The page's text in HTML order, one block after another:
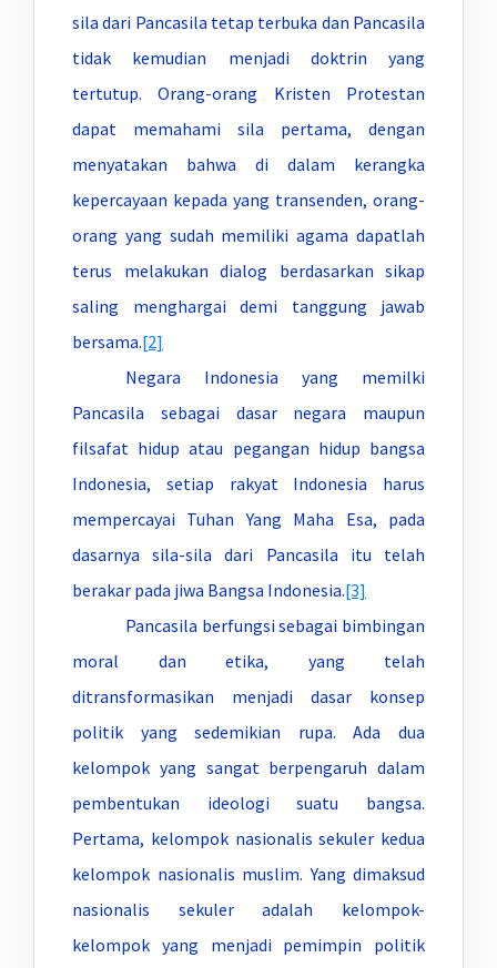
sila dari Pancasila tetap terbuka dan Pancasila
tidak kemudian menjadi doktrin yang
tertutup. Orang-orang Kristen Protestan
dapat memahami sila pertama, dengan
menyatakan bahwa di dalam kerangka
kepercayaan kepada yang transenden, orang-
orang yang sudah memiliki agama dapatlah
terus melakukan dialog berdasarkan sikap
saling menghargai demi tanggung jawab
bersama.[2]
Negara Indonesia yang memilki
Pancasila sebagai dasar negara maupun
filsafat hidup atau pegangan hidup bangsa
Indonesia, setiap rakyat Indonesia harus
mempercayai Tuhan Yang Maha Esa, pada
dasarnya sila-sila dari Pancasila itu telah
berakar pada jiwa Bangsa Indonesia.[3]
Pancasila berfungsi sebagai bimbingan
moral dan etika, yang telah
ditransformasikan menjadi dasar konsep
politik yang sedemikian rupa. Ada dua
kelompok yang sangat berpengaruh dalam
pembentukan ideologi suatu bangsa.
Pertama, kelompok nasionalis sekuler kedua
kelompok nasionalis muslim. Yang dimaksud
nasionalis sekuler adalah kelompok-
kelompok yang menjadi pemimpin politik